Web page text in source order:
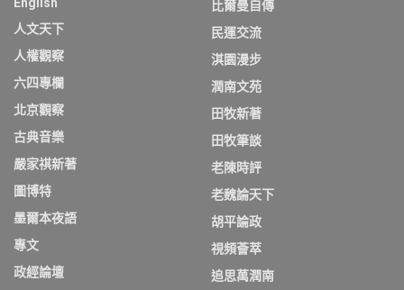
人文天下
人權觀察
六四專欄
北京觀察
古典音樂
嚴家祺新著
圖博特
墨爾本夜語
專文
政經論壇
比爾曼自傳
民運交流
淇園漫步
潤南文苑
田牧新著
田牧筆談
老陳時評
老魏論天下
胡平論政
視頻薈萃
追思萬潤南